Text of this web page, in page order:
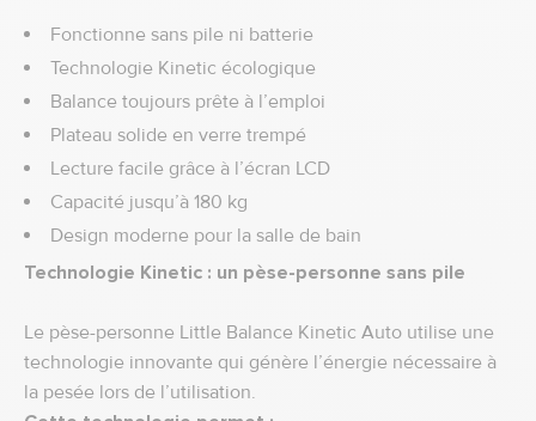
Fonctionne sans pile ni batterie
Technologie Kinetic écologique
Balance toujours prête à l’emploi
Plateau solide en verre trempé
Lecture facile grâce à l’écran LCD
Capacité jusqu’à 180 kg
Design moderne pour la salle de bain
Technologie Kinetic : un pèse-personne sans pile
Le pèse-personne Little Balance Kinetic Auto utilise une
technologie innovante qui génère l’énergie nécessaire à
la pesée lors de l’utilisation.